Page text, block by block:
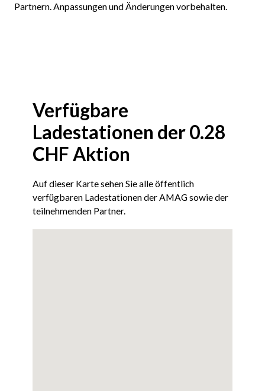
Partnern. Anpassungen und Änderungen vorbehalten.
Verfügbare
Ladestationen der 0.28
CHF Aktion
Auf dieser Karte sehen Sie alle öffentlich
verfügbaren Ladestationen der AMAG sowie der
teilnehmenden Partner.